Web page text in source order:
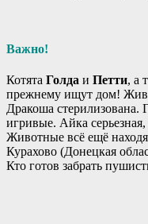
Важно!
Котята Голда и Петти, а
прежнему ищут дом!
Дракоша стерилизована.
игривые. Айка серьезная,
Животные всё ещё
Курахово (Донецкая
Кто готов забрать